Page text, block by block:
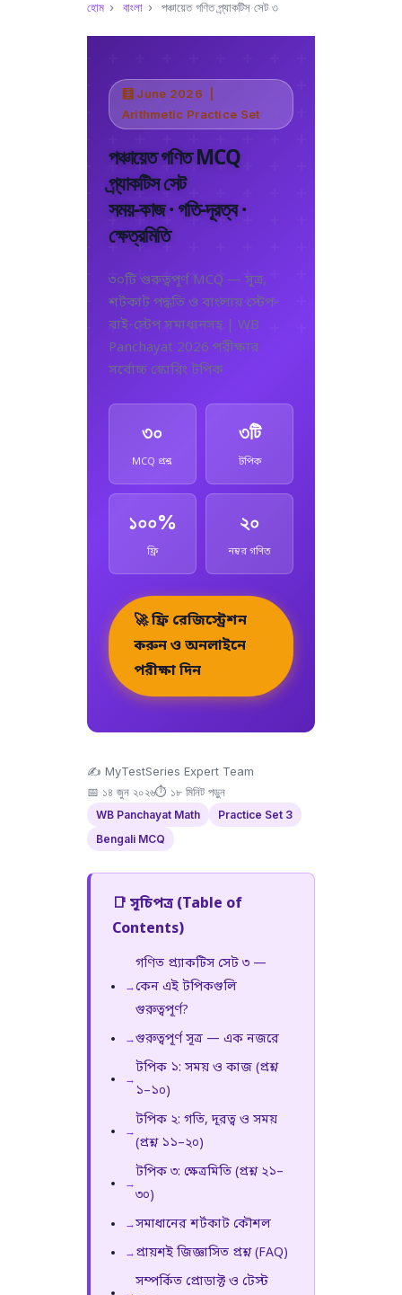
হোম › বাংলা › পঞ্চায়েত গণিত প্র্যাকটিস সেট ৩
🧮 June 2026 |
Arithmetic Practice Set
পঞ্চায়েত গণিত MCQ
প্র্যাকটিস সেট
সময়-কাজ · গতি-দূরত্ব ·
ক্ষেত্রমিতি
৩০টি গুরুত্বপূর্ণ MCQ — সূত্র,
শর্টকাট পদ্ধতি ও বাংলায় স্টেপ-
বাই-স্টেপ সমাধানসহ | WB
Panchayat 2026 পরীক্ষার
সর্বোচ্চ স্কোরিং টপিক
৩০
MCQ প্রশ্ন
৩টি
টপিক
১০০%
ফ্রি
২০
নম্বর গণিত
🚀 ফ্রি রেজিস্ট্রেশন
করুন ও অনলাইনে
পরীক্ষা দিন
✍️ MyTestSeries Expert Team
📅 ১৪ জুন ২০২৬⏱ ১৮ মিনিট পড়ুন
WB Panchayat Math
Practice Set 3
Bengali MCQ
📑 সূচিপত্র (Table of
Contents)
গণিত প্র্যাকটিস সেট ৩ —
কেন এই টপিকগুলি
গুরুত্বপূর্ণ?
গুরুত্বপূর্ণ সূত্র — এক নজরে
টপিক ১: সময় ও কাজ (প্রশ্ন
১–১০)
টপিক ২: গতি, দূরত্ব ও সময়
(প্রশ্ন ১১–২০)
টপিক ৩: ক্ষেত্রমিতি (প্রশ্ন ২১–
৩০)
সমাধানের শর্টকাট কৌশল
প্রায়শই জিজ্ঞাসিত প্রশ্ন (FAQ)
সম্পর্কিত প্রোডাক্ট ও টেস্ট